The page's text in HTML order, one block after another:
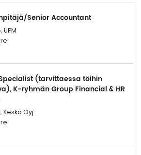
Senior Accountant
UPM
(tarvittaessa töihin
K-ryhmän Group Financial & HR
Kesko Oyj